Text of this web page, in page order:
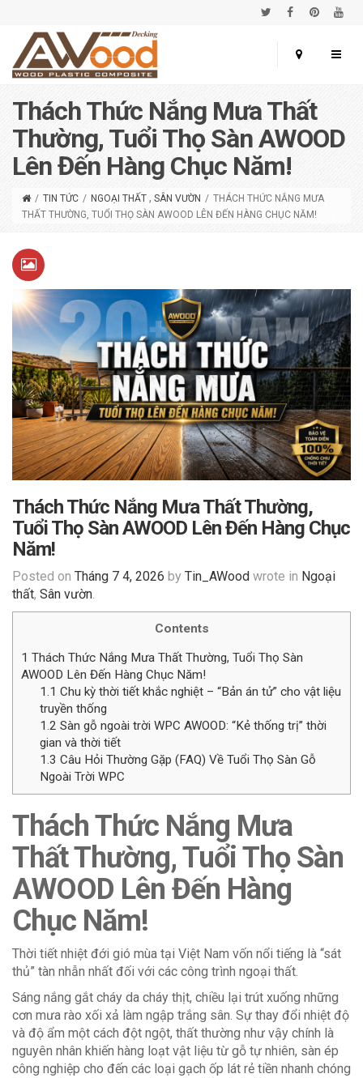
Thách Thức Nắng Mưa Thất
Thường, Tuổi Thọ Sàn AWOOD
Lên Đến Hàng Chục Năm!
/ TIN TỨC / NGOẠI THẤT , SÂN VƯỜN / THÁCH THỨC NẮNG MƯA
THẤT THƯỜNG, TUỔI THỌ SÀN AWOOD LÊN ĐẾN HÀNG CHỤC NĂM!
Thách Thức Nắng Mưa Thất Thường,
Tuổi Thọ Sàn AWOOD Lên Đến Hàng Chục
Năm!
Posted on Tháng 7 4, 2026 by Tin_AWood wrote in Ngoại
thất, Sân vườn.
Contents
1 Thách Thức Nắng Mưa Thất Thường, Tuổi Thọ Sàn
AWOOD Lên Đến Hàng Chục Năm!
1.1 Chu kỳ thời tiết khắc nghiệt – “Bản án tử” cho vật liệu
truyền thống
1.2 Sàn gỗ ngoài trời WPC AWOOD: “Kẻ thống trị” thời
gian và thời tiết
1.3 Câu Hỏi Thường Gặp (FAQ) Về Tuổi Thọ Sàn Gỗ
Ngoài Trời WPC
Thách Thức Nắng Mưa
Thất Thường, Tuổi Thọ Sàn
AWOOD Lên Đến Hàng
Chục Năm!
Thời tiết nhiệt đới gió mùa tại Việt Nam vốn nổi tiếng là “sát
thủ” tàn nhẫn nhất đối với các công trình ngoại thất.
Sáng nắng gắt cháy da cháy thịt, chiều lại trút xuống những
cơn mưa rào xối xả làm ngập trắng sân. Sự thay đổi nhiệt độ
và độ ẩm một cách đột ngột, thất thường như vậy chính là
nguyên nhân khiến hàng loạt vật liệu từ gỗ tự nhiên, sàn ép
công nghiệp cho đến các loại gạch ốp lát rẻ tiền nhanh chóng